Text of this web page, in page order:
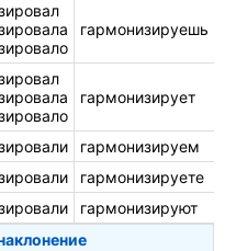
гармонизируешь
гармонизирует
гармонизируем
гармонизируете
гармонизируют